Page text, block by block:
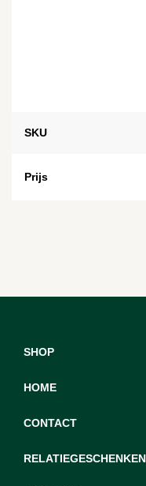
SKU
Prijs
SHOP
HOME
CONTACT
RELATIEGESCHENKEN